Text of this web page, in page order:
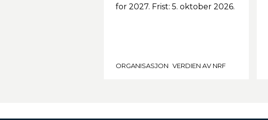
for 2027. Frist: 5. oktober 2026.
ORGANISASJON VERDIEN AV NRF